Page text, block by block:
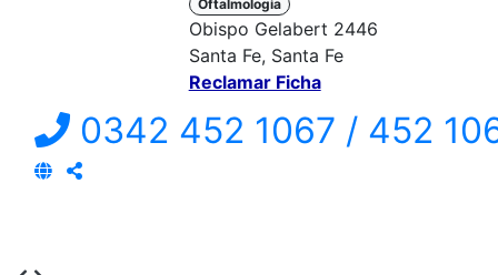
Oftalmologia
Obispo Gelabert 2446
Santa Fe, Santa Fe
Reclamar Ficha
0342 452 1067 / 452